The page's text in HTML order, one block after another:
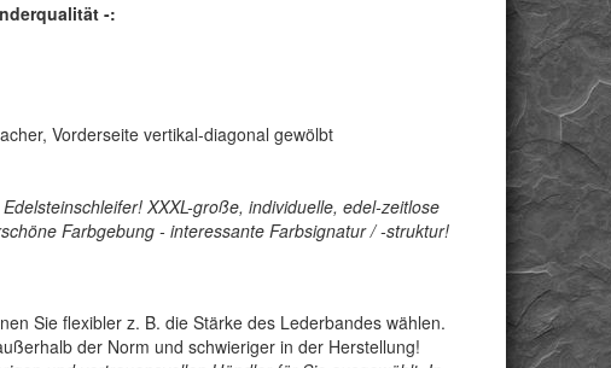
-:
Vorderseite vertikal-diagonal gewölbt
XXXL-große, individuelle, edel-zeitlose
Farbgebung - interessante Farbsignatur / -struktur!
Sie flexibler z. B. die Stärke des Lederbandes wählen.
der Norm und schwieriger in der Herstellung!